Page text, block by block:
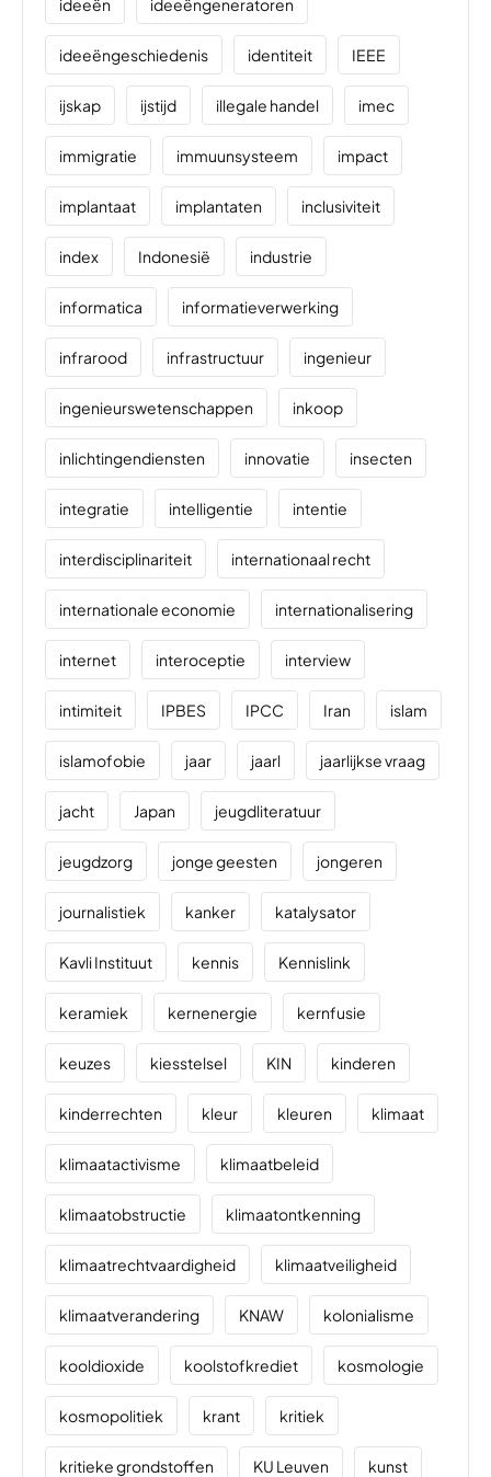
ideeën ideeëngeneratoren
ideeëngeschiedenis identiteit IEEE
ijskap ijstijd illegale handel imec
immigratie immuunsysteem impact
implantaat implantaten inclusiviteit
index Indonesië industrie
informatica informatieverwerking
infrarood infrastructuur ingenieur
ingenieurswetenschappen inkoop
inlichtingendiensten innovatie insecten
integratie intelligentie intentie
interdisciplinariteit internationaal recht
internationale economie internationalisering
internet interoceptie interview
intimiteit IPBES IPCC Iran islam
islamofobie jaar jaarl jaarlijkse vraag
jacht Japan jeugdliteratuur
jeugdzorg jonge geesten jongeren
journalistiek kanker katalysator
Kavli Instituut kennis Kennislink
keramiek kernenergie kernfusie
keuzes kiesstelsel KIN kinderen
kinderrechten kleur kleuren klimaat
klimaatactivisme klimaatbeleid
klimaatobstructie klimaatontkenning
klimaatrechtvaardigheid klimaatveiligheid
klimaatverandering KNAW kolonialisme
kooldioxide koolstofkrediet kosmologie
kosmopolitiek krant kritiek
kritieke grondstoffen KU Leuven kunst